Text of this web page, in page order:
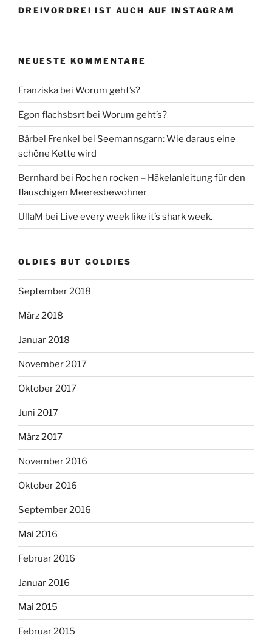
DREIVORDREI IST AUCH AUF INSTAGRAM
NEUESTE KOMMENTARE
Franziska bei Worum geht’s?
Egon flachsbsrt bei Worum geht’s?
Bärbel Frenkel bei Seemannsgarn: Wie daraus eine
schöne Kette wird
Bernhard bei Rochen rocken – Häkelanleitung für den
flauschigen Meeresbewohner
UllaM bei Live every week like it’s shark week.
OLDIES BUT GOLDIES
September 2018
März 2018
Januar 2018
November 2017
Oktober 2017
Juni 2017
März 2017
November 2016
Oktober 2016
September 2016
Mai 2016
Februar 2016
Januar 2016
Mai 2015
Februar 2015